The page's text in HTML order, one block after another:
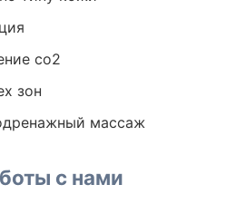
co2
зон
массаж
с нами